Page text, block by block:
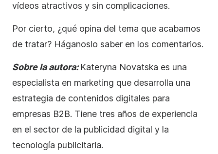
vídeos atractivos y sin complicaciones.
Por cierto, ¿qué opina del tema que acabamos
de tratar? Háganoslo saber en los comentarios.
Sobre la autora:Kateryna Novatska es una
especialista en marketing que desarrolla una
estrategia de contenidos digitales para
empresas B2B. Tiene tres años de experiencia
en el sector de la publicidad digital y la
tecnología publicitaria.